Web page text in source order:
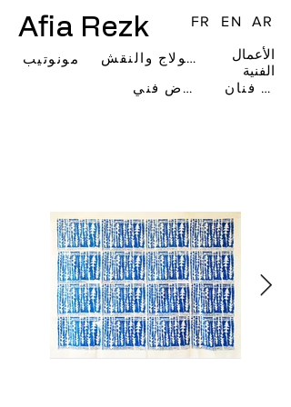
Afia Rezk FR EN AR
مونوتيب
فن الكولاج والنقش
معرض فني
الأعمال
الفنية
كتاب فنان